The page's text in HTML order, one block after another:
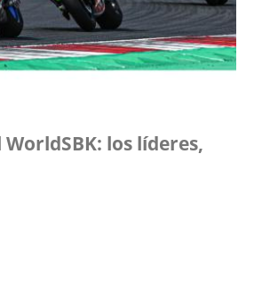
los líderes,